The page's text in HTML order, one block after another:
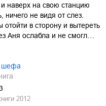
наверх на свою станцию
ничего не видя от слез.
в сторону и вытереть
Аня ослабла и не смогл…
шефа
2012